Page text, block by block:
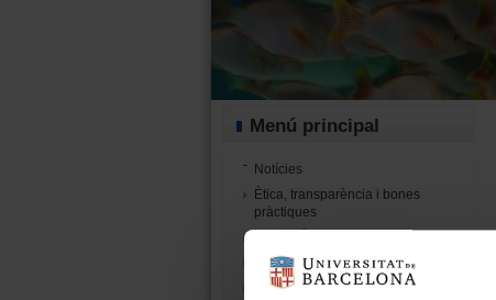
Menú principal
Notícies
Ètica, transparència i bones
pràctiques
Agenda reunions plenàries
Presentació projectes